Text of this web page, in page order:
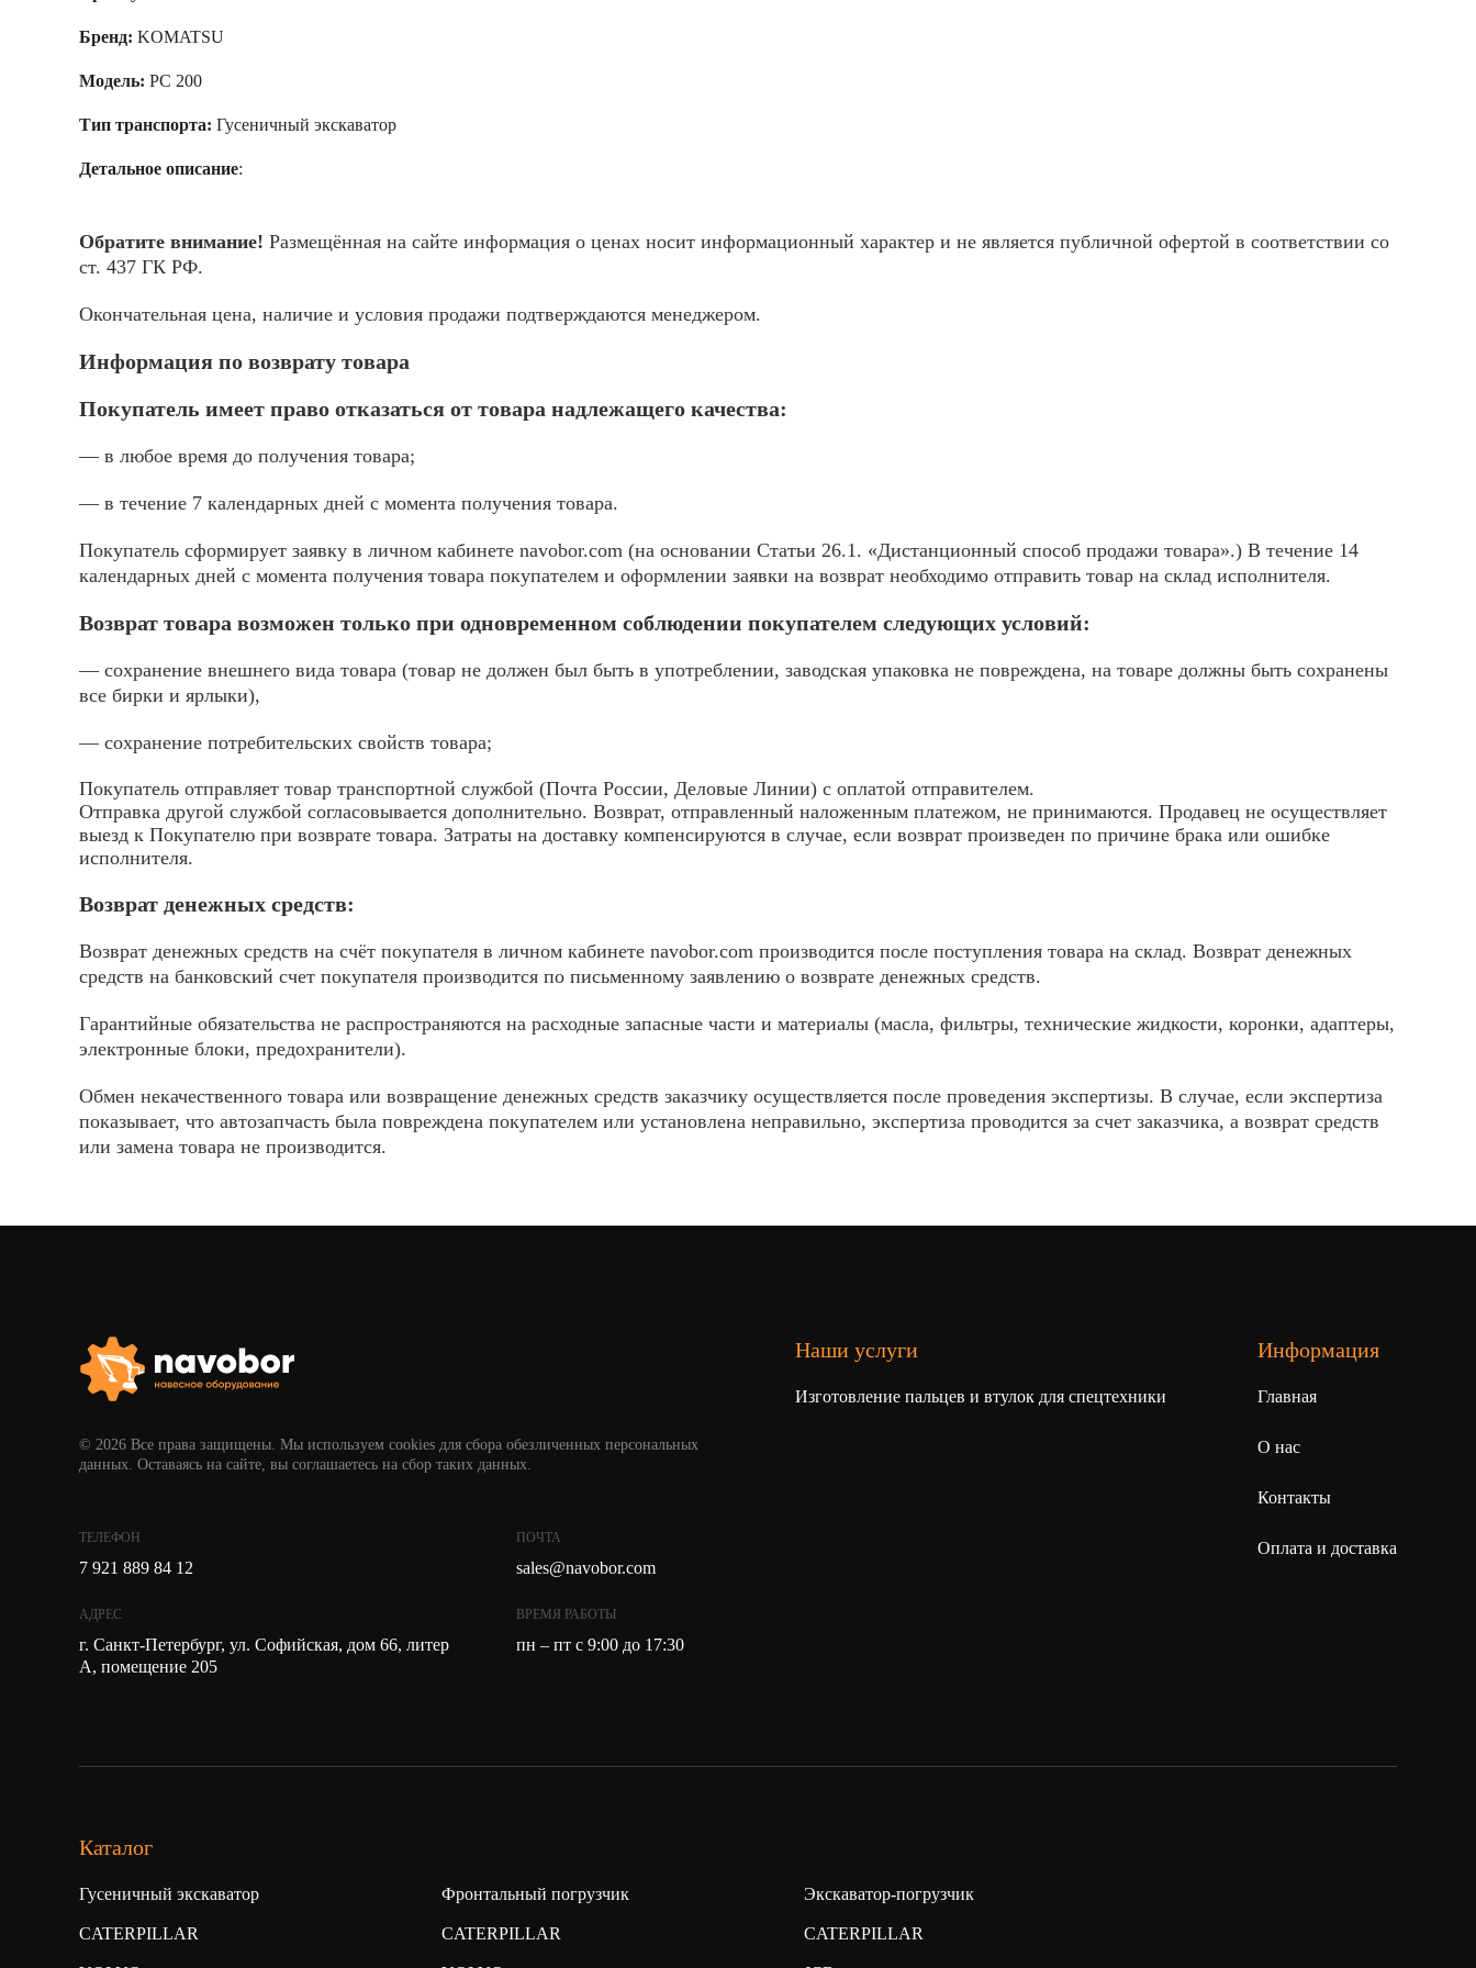
Бренд: KOMATSU
Модель: PC 200
Тип транспорта: Гусеничный экскаватор
Детальное описание:
Обратите внимание! Размещённая на сайте информация о ценах носит информационный характер и не является публичной офертой в соответствии со
ст. 437 ГК РФ.
Окончательная цена, наличие и условия продажи подтверждаются менеджером.
Информация по возврату товара
Покупатель имеет право отказаться от товара надлежащего качества:
— в любое время до получения товара;
— в течение 7 календарных дней с момента получения товара.
Покупатель сформирует заявку в личном кабинете navobor.com (на основании Статьи 26.1. «Дистанционный способ продажи товара».) В течение 14
календарных дней с момента получения товара покупателем и оформлении заявки на возврат необходимо отправить товар на склад исполнителя.
Возврат товара возможен только при одновременном соблюдении покупателем следующих условий:
— сохранение внешнего вида товара (товар не должен был быть в употреблении, заводская упаковка не повреждена, на товаре должны быть сохранены
все бирки и ярлыки),
— сохранение потребительских свойств товара;
Покупатель отправляет товар транспортной службой (Почта России, Деловые Линии) с оплатой отправителем.
Отправка другой службой согласовывается дополнительно. Возврат, отправленный наложенным платежом, не принимаются. Продавец не осуществляет
выезд к Покупателю при возврате товара. Затраты на доставку компенсируются в случае, если возврат произведен по причине брака или ошибке
исполнителя.
Возврат денежных средств:
Возврат денежных средств на счёт покупателя в личном кабинете navobor.com производится после поступления товара на склад. Возврат денежных
средств на банковский счет покупателя производится по письменному заявлению о возврате денежных средств.
Гарантийные обязательства не распространяются на расходные запасные части и материалы (масла, фильтры, технические жидкости, коронки, адаптеры,
электронные блоки, предохранители).
Обмен некачественного товара или возвращение денежных средств заказчику осуществляется после проведения экспертизы. В случае, если экспертиза
показывает, что автозапчасть была повреждена покупателем или установлена неправильно, экспертиза проводится за счет заказчика, а возврат средств
или замена товара не производится.
© 2026 Все права защищены. Мы используем cookies для сбора обезличенных персональных
данных. Оставаясь на сайте, вы соглашаетесь на сбор таких данных.
ТЕЛЕФОН
7 921 889 84 12
АДРЕС
г. Санкт-Петербург, ул. Софийская, дом 66, литер
А, помещение 205
ПОЧТА
sales@navobor.com
ВРЕМЯ РАБОТЫ
пн – пт с 9:00 до 17:30
Наши услуги
Изготовление пальцев и втулок для спецтехники
Информация
Главная
О нас
Контакты
Оплата и доставка
Каталог
Гусеничный экскаватор
CATERPILLAR
Фронтальный погрузчик
CATERPILLAR
Экскаватор-погрузчик
CATERPILLAR